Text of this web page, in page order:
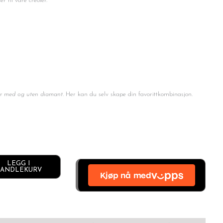
med og uten diamant. Her kan du selv skape din favorittkombinasjon.
LEGG I
Alternative: